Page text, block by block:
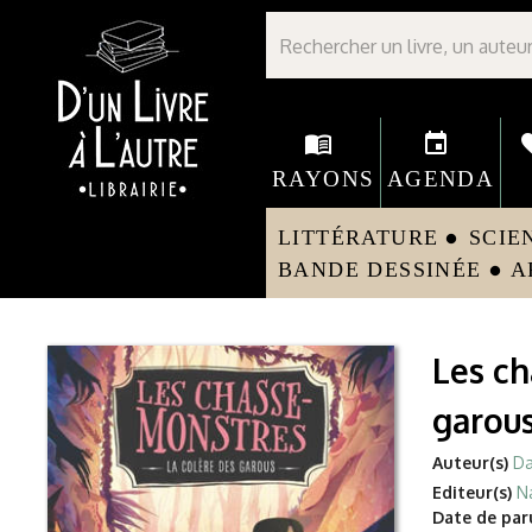
Librairie D'un livre à l'autre - Avranches
menu_book
RAYONS
event
AGENDA
LITTÉRATURE circle
BANDE DESSINÉE
circle
Les
Auteur(s)
Editeur(s)
Date de